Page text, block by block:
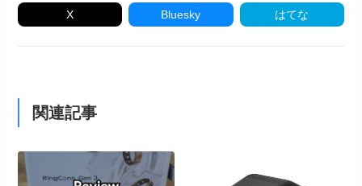
X Bluesky はてな
関連記事